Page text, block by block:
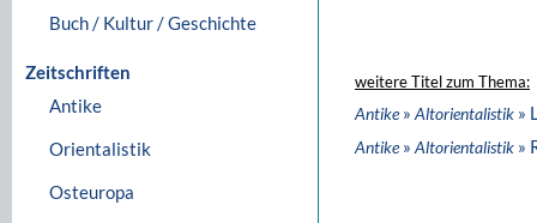
Buch / Kultur / Geschichte
Zeitschriften
Antike
Orientalistik
Osteuropa
weitere Titel zum Thema:
Antike» Altorientalistik »
Antike» Altorientalistik »